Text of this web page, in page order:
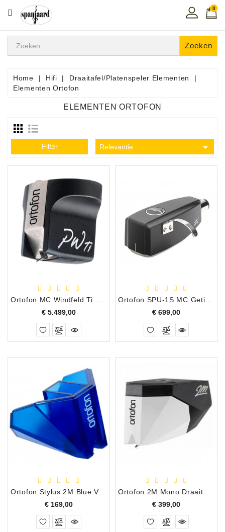
CATEGORIE
Home
In
De
Instrumenten
Hifi
Snaarinstrumenten
Pro
Audio
Apparatuur
Opname
Apparatuur
Blaasinstrumenten
Slaginstrumenten
Microfoons
Versterking
Instruments
Shop
Bladmuziek
DEMO
MODELLEN
OPRUIMING
0
Zoeken
Home Hifi
Draaitafel/Platenspeler Elementen
Elementen Ortofon
ELEMENTEN ORTOFON
Filter Relevantie 
Ortofon MC Windfeld Ti Moving Coil Draaitafel Element
€ 5.499,00Prijs
Ortofon SPU-1S MC Getipt Sferisch MC Draaitafel Element
€ 699,00Prijs
Ortofon Stylus 2M Blue Vervangingsnaald
€ 169,00Prijs
€ 399,00Prijs